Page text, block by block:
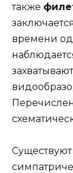
также
времени